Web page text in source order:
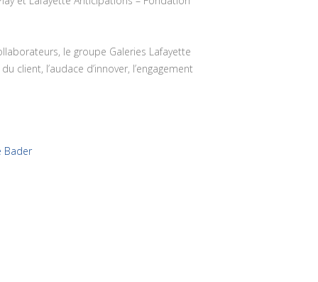
le groupe Galeries Lafayette
l’audace d’innover, l’engagement
Bader